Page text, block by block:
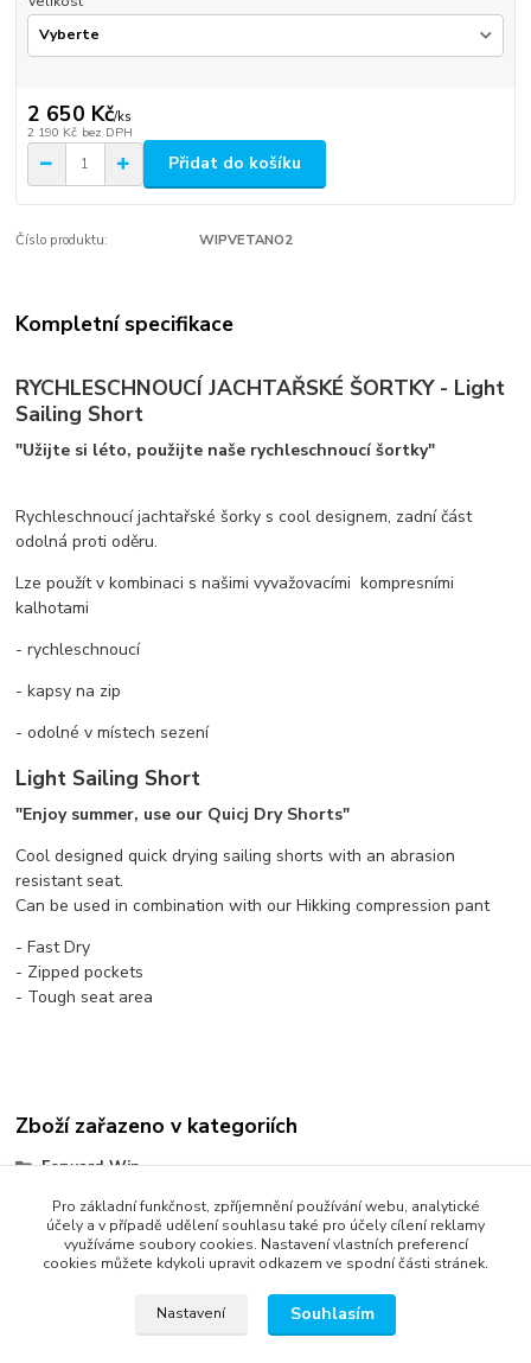
2 650 Kč/ks
2 190 Kč bez DPH
Přidat do košíku
Číslo produktu: WIPVETANO2
Kompletní specifikace
RYCHLESCHNOUCÍ JACHTAŘSKÉ ŠORTKY - Light
Sailing Short
"Užijte si léto, použijte naše rychleschnoucí šortky"
Rychleschnoucí jachtařské šorky s cool designem, zadní část
odolná proti oděru.
Lze použít v kombinaci s našimi vyvažovacími kompresními
kalhotami
- rychleschnoucí
- kapsy na zip
- odolné v místech sezení
Light Sailing Short
"Enjoy summer, use our Quicj Dry Shorts"
Cool designed quick drying sailing shorts with an abrasion
resistant seat.
Can be used in combination with our Hikking compression pant
- Fast Dry
- Zipped pockets
- Tough seat area
Zboží zařazeno v kategoriích
Forward Wip
Na nohy
Pro základní funkčnost, zpříjemnění používání webu, analytické
účely a v případě udělení souhlasu také pro účely cílení reklamy
využíváme soubory cookies. Nastavení vlastních preferencí
cookies můžete kdykoli upravit odkazem ve spodní části stránek.
Nastavení Souhlasím